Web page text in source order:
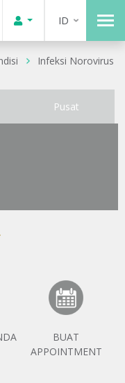
ID
Infeksi Norovirus
Pusat
BUAT
APPOINTMENT